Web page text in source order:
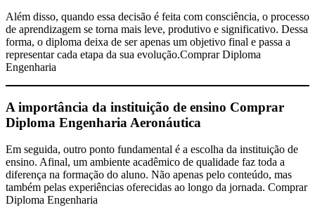
Além disso, quando essa decisão é feita com consciência, o processo
de aprendizagem se torna mais leve, produtivo e significativo. Dessa
forma, o diploma deixa de ser apenas um objetivo final e passa a
representar cada etapa da sua evolução.Comprar Diploma
Engenharia
A importância da instituição de ensino Comprar
Diploma Engenharia Aeronáutica
Em seguida, outro ponto fundamental é a escolha da instituição de
ensino. Afinal, um ambiente acadêmico de qualidade faz toda a
diferença na formação do aluno. Não apenas pelo conteúdo, mas
também pelas experiências oferecidas ao longo da jornada. Comprar
Diploma Engenharia